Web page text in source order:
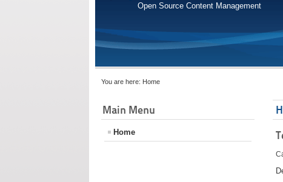
Open Source Content Management
You are here: Home
Main Menu
Home